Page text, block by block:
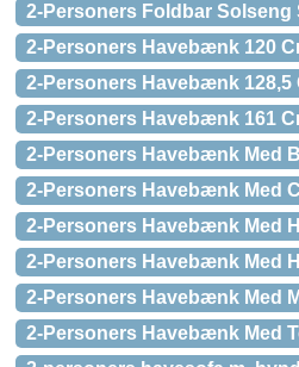
2-Personers Foldbar Solseng
2-Personers Havebænk 120
2-Personers Havebænk
2-Personers Havebænk 161
2-Personers Havebænk Med
2-Personers Havebænk Med
2-Personers Havebænk Med
2-Personers Havebænk Med
2-Personers Havebænk Med
2-Personers Havebænk Med